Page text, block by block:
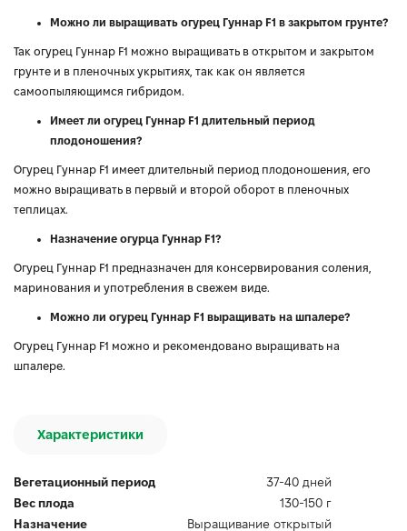
Можно ли выращивать огурец Гуннар F1 в закрытом грунте?
Так огурец Гуннар F1 можно выращивать в открытом и закрытом
грунте и в пленочных укрытиях, так как он является
самоопыляющимся гибридом.
Имеет ли огурец Гуннар F1 длительный период
плодоношения?
Огурец Гуннар F1 имеет длительный период плодоношения, его
можно выращивать в первый и второй оборот в пленочных
теплицах.
Назначение огурца Гуннар F1?
Огурец Гуннар F1 предназначен для консервирования соления,
маринования и употребления в свежем виде.
Можно ли огурец Гуннар F1 выращивать на шпалере?
Огурец Гуннар F1 можно и рекомендовано выращивать на
шпалере.
Характеристики
Вегетационный период
37-40 дней
Вес плода
130-150 г
Назначение
Выращивание открытый